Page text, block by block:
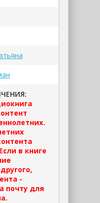
в книге
-
почту для